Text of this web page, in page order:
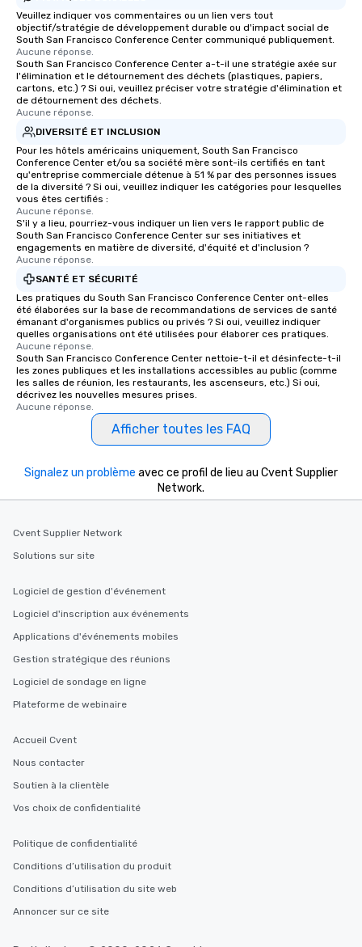
Veuillez indiquer vos commentaires ou un lien vers tout
objectif/stratégie de développement durable ou d'impact social de
South San Francisco Conference Center communiqué publiquement.
Aucune réponse.
South San Francisco Conference Center a-t-il une stratégie axée sur
l'élimination et le détournement des déchets (plastiques, papiers,
cartons, etc.) ? Si oui, veuillez préciser votre stratégie d'élimination et
de détournement des déchets.
Aucune réponse.
DIVERSITÉ ET INCLUSION
Pour les hôtels américains uniquement, South San Francisco
Conference Center et/ou sa société mère sont-ils certifiés en tant
qu'entreprise commerciale détenue à 51 % par des personnes issues
de la diversité ? Si oui, veuillez indiquer les catégories pour lesquelles
vous êtes certifiés :
Aucune réponse.
S'il y a lieu, pourriez-vous indiquer un lien vers le rapport public de
South San Francisco Conference Center sur ses initiatives et
engagements en matière de diversité, d'équité et d'inclusion ?
Aucune réponse.
SANTÉ ET SÉCURITÉ
Les pratiques du South San Francisco Conference Center ont-elles
été élaborées sur la base de recommandations de services de santé
émanant d'organismes publics ou privés ? Si oui, veuillez indiquer
quelles organisations ont été utilisées pour élaborer ces pratiques.
Aucune réponse.
South San Francisco Conference Center nettoie-t-il et désinfecte-t-il
les zones publiques et les installations accessibles au public (comme
les salles de réunion, les restaurants, les ascenseurs, etc.) Si oui,
décrivez les nouvelles mesures prises.
Aucune réponse.
Afficher toutes les FAQ
Signalez un problème avec ce profil de lieu au Cvent Supplier
Network.
Cvent Supplier Network
Solutions sur site
Logiciel de gestion d'événement
Logiciel d'inscription aux événements
Applications d'événements mobiles
Gestion stratégique des réunions
Logiciel de sondage en ligne
Plateforme de webinaire
Accueil Cvent
Nous contacter
Soutien à la clientèle
Vos choix de confidentialité
Politique de confidentialité
Conditions d’utilisation du produit
Conditions d’utilisation du site web
Annoncer sur ce site